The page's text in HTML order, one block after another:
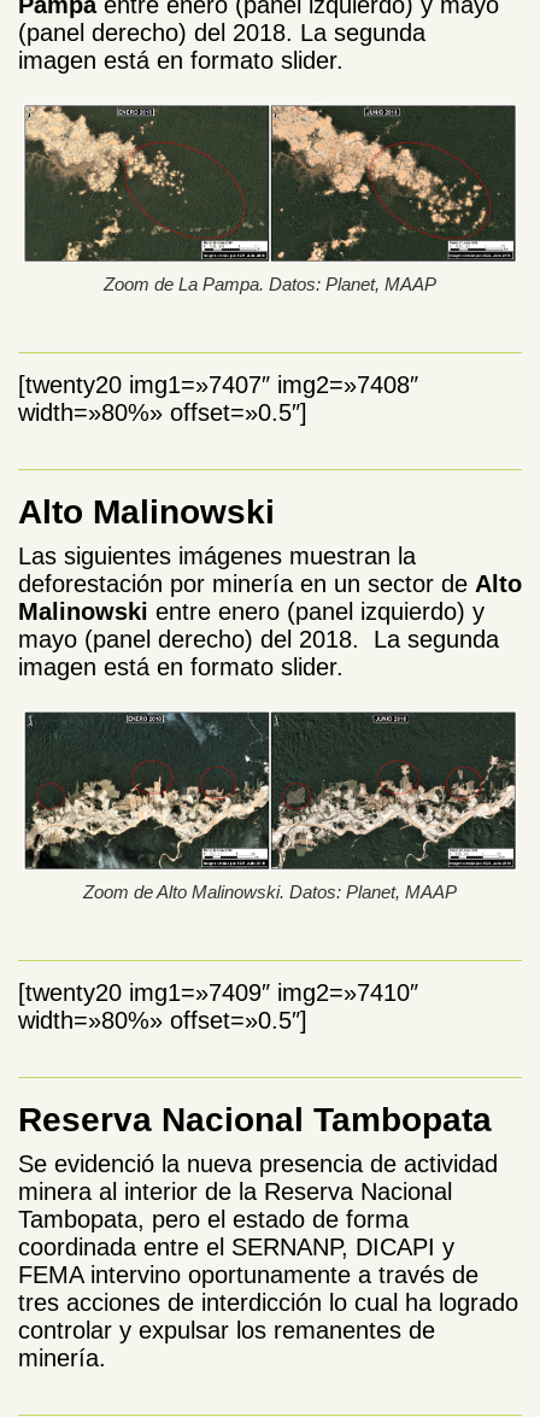
(panel derecho) del 2018. La segunda
imagen está en formato slider.
Zoom de La Pampa. Datos: Planet, MAAP
[twenty20 img1=»7407″ img2=»7408″
width=»80%» offset=»0.5″]
Alto Malinowski
Las siguientes imágenes muestran la
deforestación por minería en un sector de Alto
Malinowski entre enero (panel izquierdo) y
mayo (panel derecho) del 2018. La segunda
imagen está en formato slider.
Zoom de Alto Malinowski. Datos: Planet, MAAP
[twenty20 img1=»7409″ img2=»7410″
width=»80%» offset=»0.5″]
Reserva Nacional Tambopata
Se evidenció la nueva presencia de actividad
minera al interior de la Reserva Nacional
Tambopata, pero el estado de forma
coordinada entre el SERNANP, DICAPI y
FEMA intervino oportunamente a través de
tres acciones de interdicción lo cual ha logrado
controlar y expulsar los remanentes de
minería.